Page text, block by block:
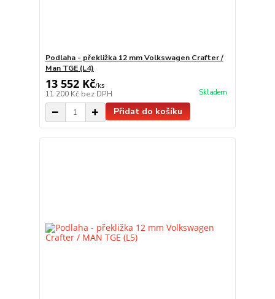
Podlaha - překližka 12 mm Volkswagen Crafter /
Man TGE (L4)
13 552 Kč/ks
11 200 Kč bez DPH Skladem
Přidat do košíku